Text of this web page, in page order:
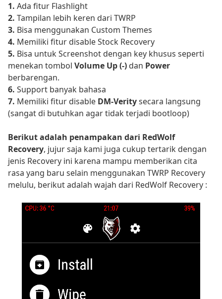
1. Ada fitur Flashlight
2. Tampilan lebih keren dari TWRP
3. Bisa menggunakan Custom Themes
4. Memiliki fitur disable Stock Recovery
5. Bisa untuk Screenshot dengan key khusus seperti
menekan tombol Volume Up (-) dan Power
berbarengan.
6. Support banyak bahasa
7. Memiliki fitur disable DM-Veritysecara langsung
(sangat di butuhkan agar tidak terjadi bootloop)
Berikut adalah penampakan dari RedWolf
Recovery, jujur saja kami juga cukup tertarik dengan
jenis Recovery ini karena mampu memberikan cita
rasa yang baru selain menggunakan TWRP Recovery
melulu, berikut adalah wajah dari RedWolf Recovery :